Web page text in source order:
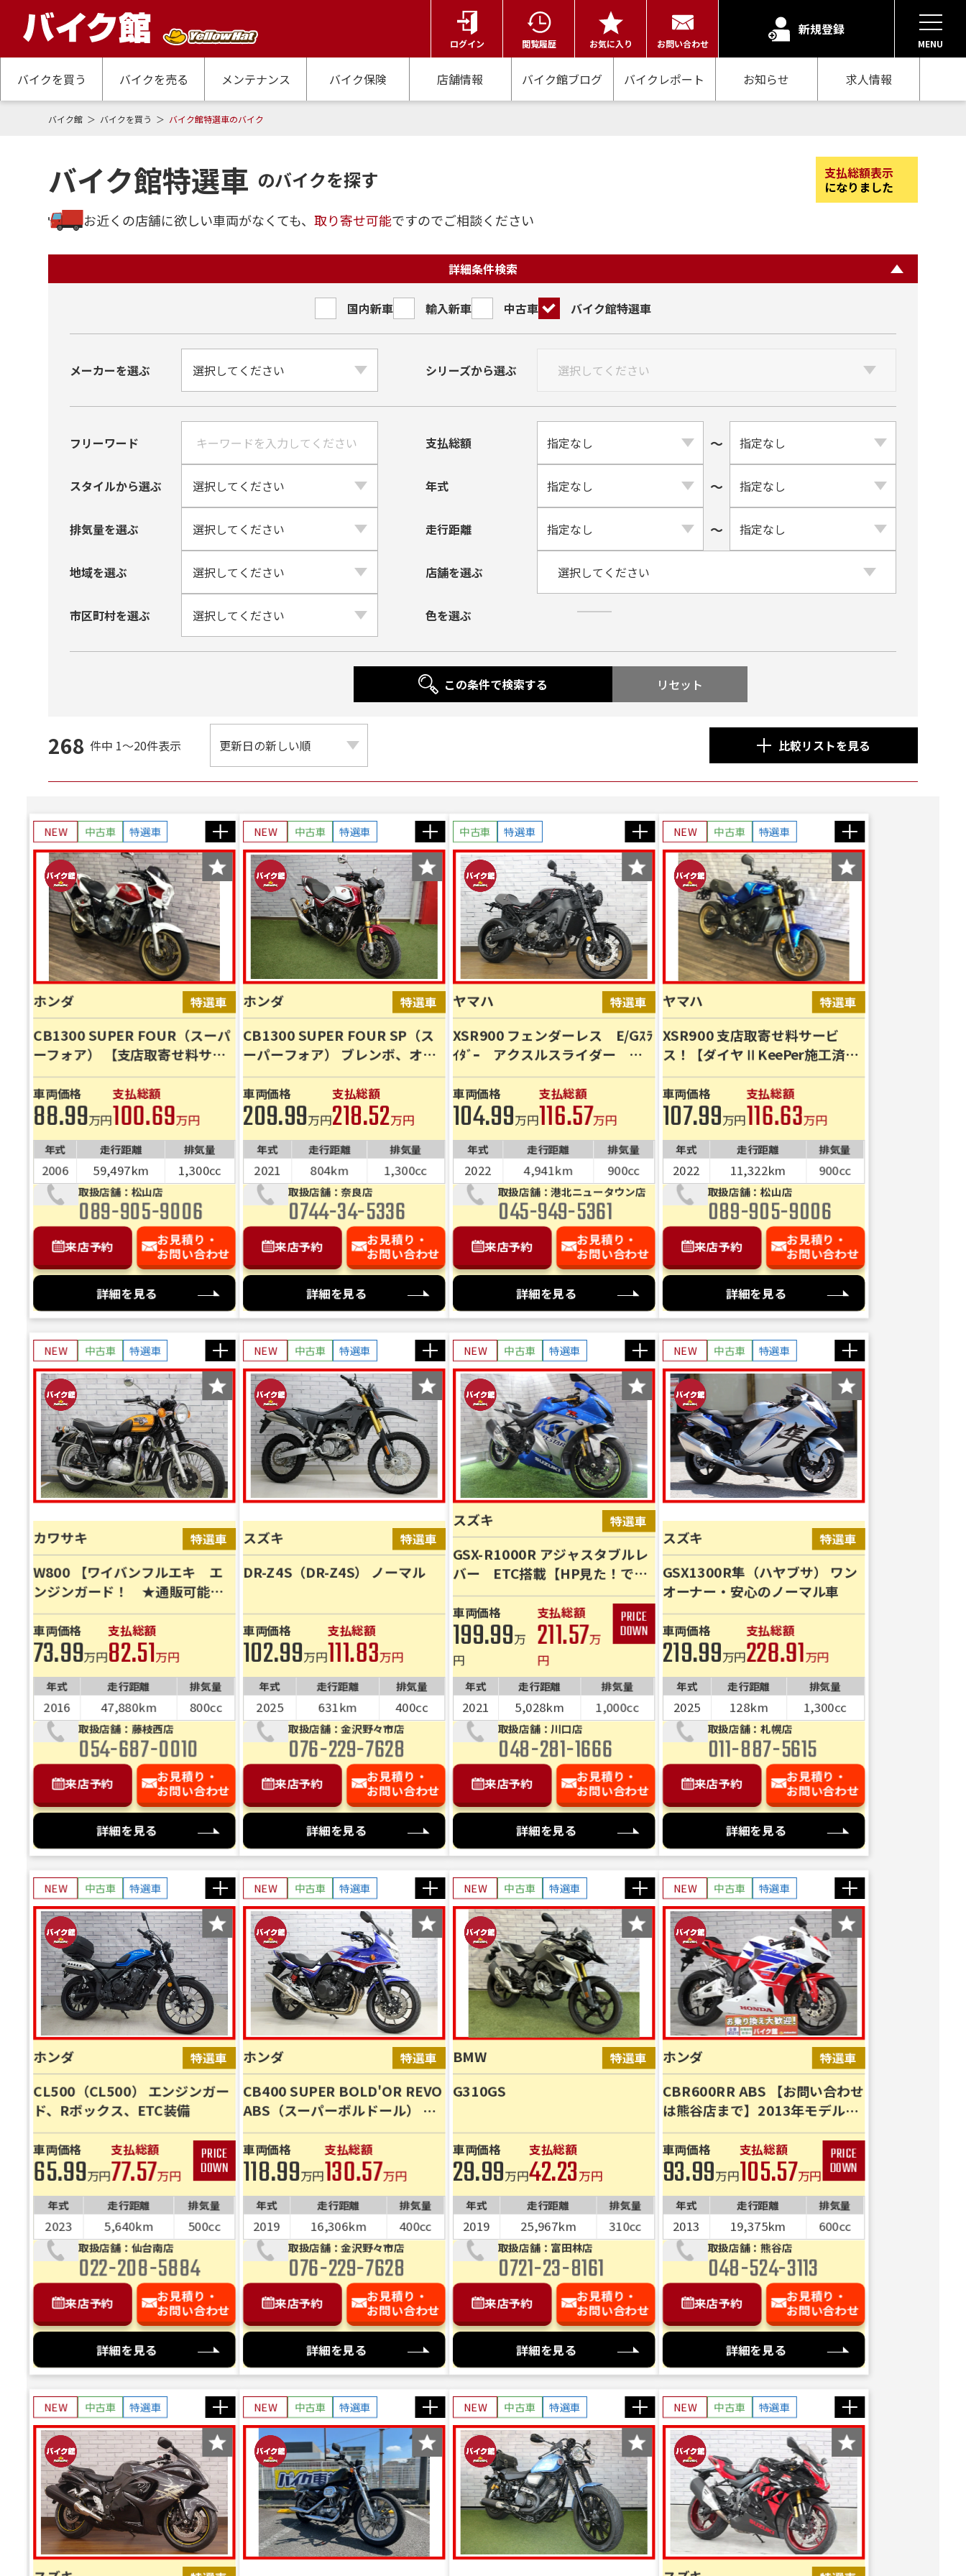
ログイン 閲覧履歴 お気に入り お問い合わせ
新規登録
MENU
バイクを買う バイクを売る メンテナンス バイク保険 店舗情報 バイク館ブログ バイクレポート お知らせ 求人情報
バイク館 バイクを買う バイク館特選車のバイク
バイク館特選車 のバイクを探す
支払総額表示
になりました
お近くの店舗に欲しい車両がなくても、取り寄せ可能ですのでご相談ください
バイク館ではお乗り出しまでに必要な
概算のお支払総額を表示しております。
「お問い合わせ・来店予約」ボタンよりご依頼を頂けましたら、諸費用内
訳や、お客様のご希望に沿ったお見積もりを作成することも可能です！
是非、「お問い合わせ・来店予約」ボタンよりお気軽にご依頼ください。
詳細条件検索
国内新車 輸入新車 中古車 バイク館特選車
メーカーを選ぶ シリーズから選ぶ
フリーワード 支払総額 〜
スタイルから選ぶ 年式 〜
排気量を選ぶ 走行距離 〜
地域を選ぶ 店舗を選ぶ
市区町村を選ぶ 色を選ぶ
この条件で検索する リセット
268 件中 1～20件表示 比較リストを見る
NEW 中古車 特選車
ホンダ
CB1300 SUPER FOUR（スーパ
ーフォア） 【支店取寄せ料サー
ビス！】前後カメラドラレコ＆
スマートモニター装備！他カス
タム多数♪
車両価格
88.99万円
支払総額
100.69万円
年式 走行距離 排気量
2006 59,497km 1,300cc
取扱店舗：松山店
089-905-9006
来店予約
お見積り・
お問い合わせ
詳細を見る
NEW 中古車 特選車
ホンダ
CB1300 SUPER FOUR SP（ス
ーパーフォア） ブレンボ、オー
リンズ標準装備の【SP】！走行
わずか804km！！
車両価格
209.99万円
支払総額
218.52万円
年式 走行距離 排気量
2021 804km 1,300cc
取扱店舗：奈良店
0744-34-5336
来店予約
お見積り・
お問い合わせ
詳細を見る
中古車 特選車
ヤマハ
XSR900 フェンダーレス E/Gｽﾗ
ｲﾀﾞｰ アクスルスライダー
ETC車載器▶ご来店（又は商
談）予約割引対象！お電話お待
ちしております！
車両価格
104.99万円
支払総額
116.57万円
年式 走行距離 排気量
2022 4,941km 900cc
取扱店舗：港北ニュータウン店
045-949-5361
来店予約
お見積り・
お問い合わせ
詳細を見る
NEW 中古車 特選車
ヤマハ
XSR900 支店取寄せ料サービ
ス！【ダイヤⅡKeePer施工済車
両♪】車検も残っている良質
車！
車両価格
107.99万円
支払総額
116.63万円
年式 走行距離 排気量
2022 11,322km 900cc
取扱店舗：松山店
089-905-9006
来店予約
お見積り・
お問い合わせ
詳細を見る
NEW 中古車 特選車
カワサキ
W800 【ワイバンフルエキ エ
ンジンガード！ ★通販可能
★】
車両価格
73.99万円
支払総額
82.51万円
年式 走行距離 排気量
2016 47,880km 800cc
取扱店舗：藤枝西店
054-687-0010
来店予約
お見積り・
お問い合わせ
詳細を見る
NEW 中古車 特選車
スズキ
DR-Z4S（DR-Z4S） ノーマル
車両価格
102.99万円
支払総額
111.83万円
年式 走行距離 排気量
2025 631km 400cc
取扱店舗：金沢野々市店
076-229-7628
来店予約
お見積り・
お問い合わせ
詳細を見る
NEW 中古車 特選車
スズキ
GSX-R1000R アジャスタブルレ
バー ETC搭載【HP見た！で川
口店限定特典有】
車両価格
199.99万
円
支払総額
211.57万
円
年式 走行距離 排気量
2021 5,028km 1,000cc
取扱店舗：川口店
048-281-1666
来店予約
お見積り・
お問い合わせ
詳細を見る
NEW 中古車 特選車
スズキ
GSX1300R隼（ハヤブサ） ワン
オーナー・安心のノーマル車
車両価格
219.99万円
支払総額
228.91万円
年式 走行距離 排気量
2025 128km 1,300cc
取扱店舗：札幌店
011-887-5615
来店予約
お見積り・
お問い合わせ
詳細を見る
NEW 中古車 特選車
ホンダ
CL500（CL500） エンジンガー
ド、Rボックス、ETC装備
車両価格
65.99万円
支払総額
77.57万円
年式 走行距離 排気量
2023 5,640km 500cc
取扱店舗：仙台南店
022-208-5884
来店予約
お見積り・
お問い合わせ
詳細を見る
NEW 中古車 特選車
ホンダ
CB400 SUPER BOLD'OR REVO
ABS（スーパーボルドール） モ
リワキスキッドパッド装備
ETC標準装備
車両価格
118.99万円
支払総額
130.57万円
年式 走行距離 排気量
2019 16,306km 400cc
取扱店舗：金沢野々市店
076-229-7628
来店予約
お見積り・
お問い合わせ
詳細を見る
NEW 中古車 特選車
BMW
G310GS
車両価格
29.99万円
支払総額
42.23万円
年式 走行距離 排気量
2019 25,967km 310cc
取扱店舗：富田林店
0721-23-8161
来店予約
お見積り・
お問い合わせ
詳細を見る
NEW 中古車 特選車
ホンダ
CBR600RR ABS 【お問い合わせ
は熊谷店まで】2013年モデル
PC40ノーマル車！
車両価格
93.99万円
支払総額
105.57万円
年式 走行距離 排気量
2013 19,375km 600cc
取扱店舗：熊谷店
048-524-3113
来店予約
お見積り・
お問い合わせ
詳細を見る
NEW 中古車 特選車 NEW 中古車 特選車 NEW 中古車 特選車 NEW 中古車 特選車
前へ次へ